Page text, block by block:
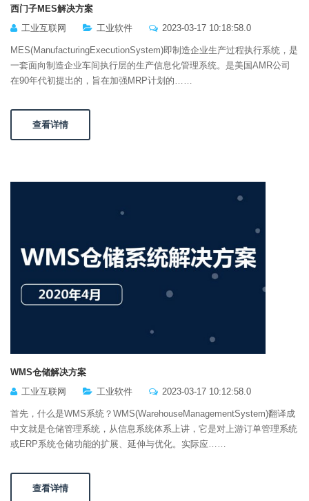
西门子MES解决方案
工业互联网
工业软件 2023-03-17 10:18:58.0
MES(ManufacturingExecutionSystem)即制造企业生产过程执行系统，是
一套面向制造企业车间执行层的生产信息化管理系统。是美国AMR公司
在90年代初提出的，旨在加强MRP计划的……
查看详情
WMS仓储解决方案
工业互联网
工业软件 2023-03-17 10:12:58.0
首先，什么是WMS系统？WMS(WarehouseManagementSystem)翻译成
中文就是仓储管理系统，从信息系统体系上讲，它是对上游订单管理系统
或ERP系统仓储功能的扩展、延伸与优化。实际应……
查看详情